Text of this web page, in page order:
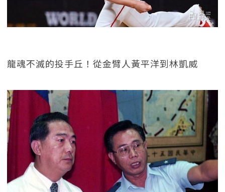
龍魂不滅的投手丘！從金臂人黃平洋到林凱威